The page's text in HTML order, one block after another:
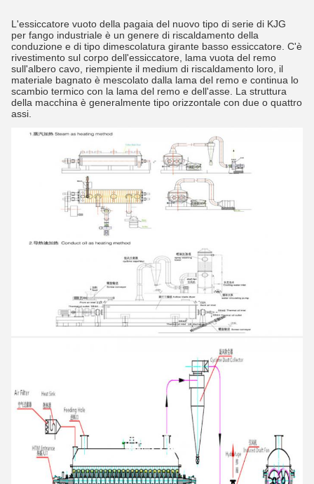
L'essiccatore vuoto della pagaia del nuovo tipo di serie di KJG
per fango industriale è un genere di riscaldamento della
conduzione e di tipo dimescolatura girante basso essiccatore. C'è
rivestimento sul corpo dell'essiccatore, lama vuota del remo
sull'albero cavo, riempiente il medium di riscaldamento loro, il
materiale bagnato è mescolato dalla lama del remo e continua lo
scambio termico con la lama del remo e dell'asse. La struttura
della macchina è generalmente tipo orizzontale con due o quattro
assi.